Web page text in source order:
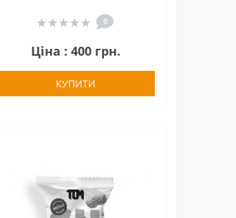
0
Ціна : 400 грн.
КУПИТИ